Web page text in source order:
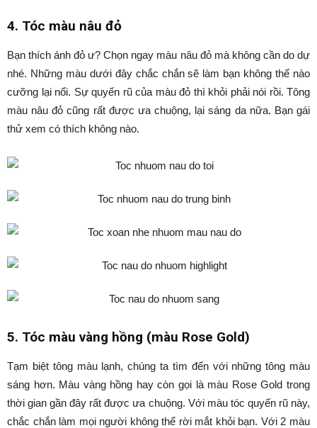
4. Tóc màu nâu đỏ
Bạn thích ánh đỏ ư? Chọn ngay màu nâu đỏ mà không cần do dự
nhé. Những màu dưới đây chắc chắn sẽ làm bạn không thể nào
cưỡng lại nổi. Sự quyến rũ của màu đỏ thì khỏi phải nói rồi. Tông
màu nâu đỏ cũng rất được ưa chuộng, lại sáng da nữa. Bạn gái
thử xem có thích không nào.
5. Tóc màu vàng hồng (màu Rose Gold)
Tạm biệt tông màu lạnh, chúng ta tìm đến với những tông màu
sáng hơn. Màu vàng hồng hay còn gọi là màu Rose Gold trong
thời gian gần đây rất được ưa chuộng. Với màu tóc quyến rũ này,
chắc chắn làm mọi người không thể rời mắt khỏi bạn. Với 2 màu